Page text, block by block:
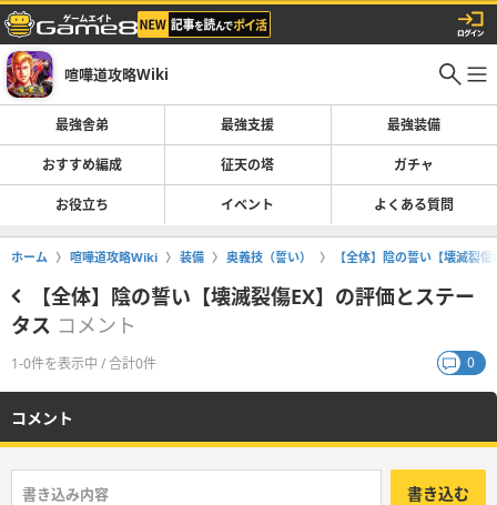
喧嘩道攻略Wiki
最強舎弟 最強支援 最強装備
おすすめ編成 征天の塔 ガチャ
お役立ち イベント よくある質問
ホーム 喧嘩道攻略Wiki 装備 奥義技（誓い） 【全体】陰の誓い【壊滅裂
【全体】陰の誓い【壊滅裂傷EX】の評価とステー
タス コメント
1-0件を表示中 / 合計0件 0
コメント
書き込む